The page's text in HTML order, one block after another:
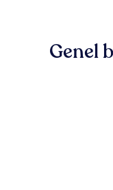
Genel